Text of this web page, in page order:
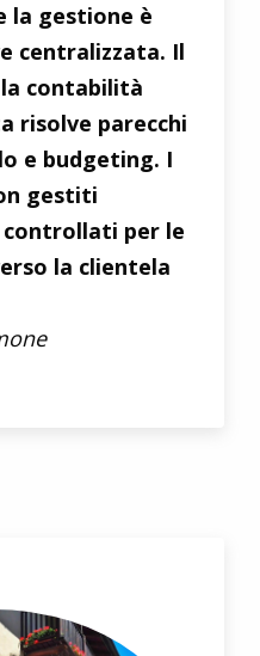
la gestione è
centralizzata. Il
contabilità
risolve parecchi
e budgeting. I
gestiti
per le
la clientela